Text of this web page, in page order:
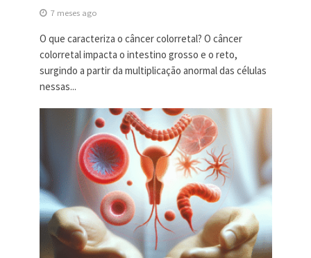
7 meses ago
O que caracteriza o câncer colorretal? O câncer
colorretal impacta o intestino grosso e o reto,
surgindo a partir da multiplicação anormal das células
nessas...